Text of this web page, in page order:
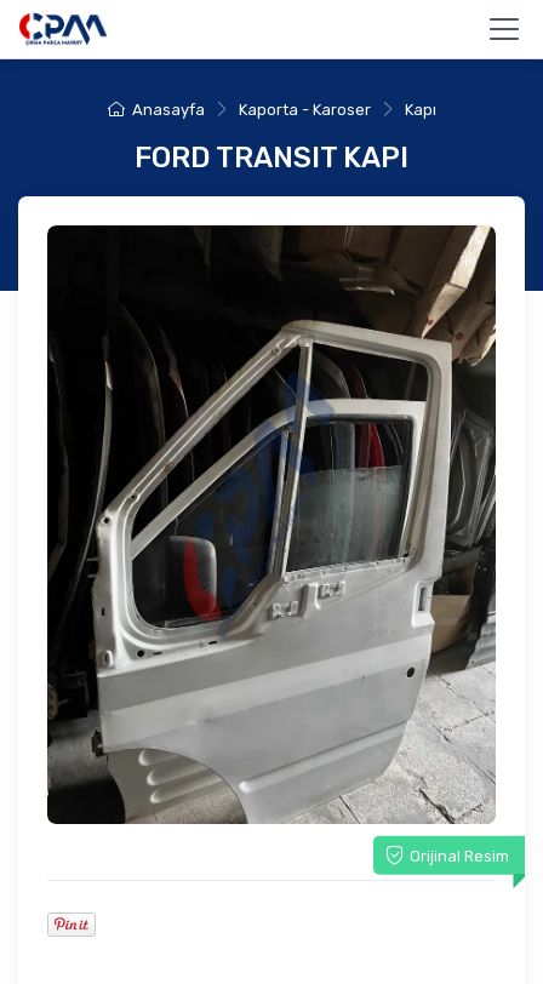
Anasayfa Kaporta - Karoser Kapı
FORD TRANSIT KAPI
Orijinal Resim